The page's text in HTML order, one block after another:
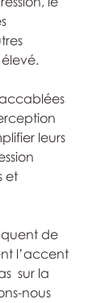
accablées
leurs
et
de
l’accent
sur la
nous